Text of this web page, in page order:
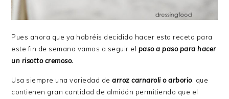
Pues ahora que ya habréis decidido hacer esta receta para
este fin de semana vamos a seguir el paso a paso para hacer
un risotto cremoso.
Usa siempre una variedad dearroz carnaroli o arborio, que
contienen gran cantidad de almidón permitiendo que el